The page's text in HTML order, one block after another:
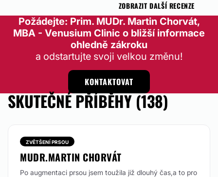
KOSMETICKÁ OŠETŘENÍ
Microneedling
Od 2.490 Kč
Mezoterapie
Frakční laser
Od 10.000 Kč
Lipolýza
Od 555 Kč
Plexr
Od 1.500 Kč
ZOBRAZIT DALŠÍ RECENZE
Požádejte: Prim. MUDr. Martin Chorvát,
MBA - Venusium Clinic o bližší informace
ohledně zákroku
a odstartujte svoji velkou změnu!
KONTAKTOVAT
SKUTEČNÉ PŘÍBĚHY (138)
ZVĚTŠENÍ PRSOU
MUDR.MARTIN CHORVÁT
Po augmentaci prsou jsem toužila již dlouhý čas,a to pro